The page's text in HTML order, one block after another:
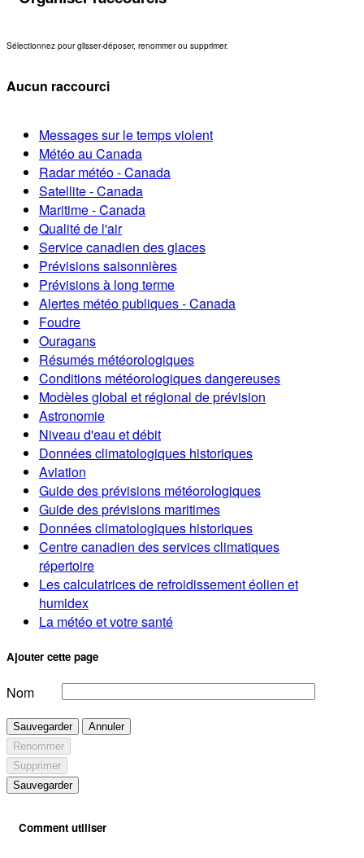
Sélectionnez pour glisser-déposer, renommer ou supprimer.
Aucun raccourci
Messages sur le temps violent
Météo au Canada
Radar météo - Canada
Satellite - Canada
Maritime - Canada
Qualité de l'air
Service canadien des glaces
Prévisions saisonnières
Prévisions à long terme
Alertes météo publiques - Canada
Foudre
Ouragans
Résumés météorologiques
Conditions météorologiques dangereuses
Modèles global et régional de prévision
Astronomie
Niveau d'eau et débit
Données climatologiques historiques
Aviation
Guide des prévisions météorologiques
Guide des prévisions maritimes
Données climatologiques historiques
Centre canadien des services climatiques
répertoire
Les calculatrices de refroidissement éolien et
humidex
La météo et votre santé
Ajouter cette page
Nom
Sauvegarder
Annuler
Renommer
Supprimer
Sauvegarder
Comment utiliser